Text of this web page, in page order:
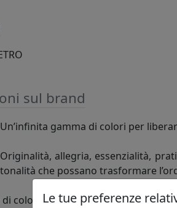
sul brand
Un’infinita gamma di colori per
Originalità, allegria, essenzialità,
tonalità che possano trasformare
di colori che mettono allegria, un
Le tue preferenze